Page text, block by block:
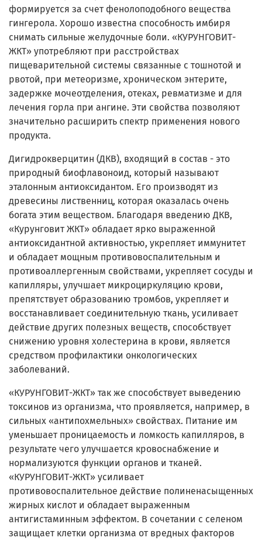
формируется за счет фенолоподобного вещества
гингерола. Хорошо известна способность имбиря
снимать сильные желудочные боли. «КУРУНГОВИТ-
ЖКТ» употребляют при расстройствах
пищеварительной системы связанные с тошнотой и
рвотой, при метеоризме, хроническом энтерите,
задержке мочеотделения, отеках, ревматизме и для
лечения горла при ангине. Эти свойства позволяют
значительно расширить спектр применения нового
продукта.
Дигидрокверцитин (ДКВ), входящий в состав - это
природный биофлавоноид, который называют
эталонным антиоксидантом. Его производят из
древесины лиственниц, которая оказалась очень
богата этим веществом. Благодаря введению ДКВ,
«Курунговит ЖКТ» обладает ярко выраженной
антиоксидантной активностью, укрепляет иммунитет
и обладает мощным противовоспалительным и
противоаллергенным свойствами, укрепляет сосуды и
капилляры, улучшает микроциркуляцию крови,
препятствует образованию тромбов, укрепляет и
восстанавливает соединительную ткань, усиливает
действие других полезных веществ, способствует
снижению уровня холестерина в крови, является
средством профилактики онкологических
заболеваний.
«КУРУНГОВИТ-ЖКТ» так же способствует выведению
токсинов из организма, что проявляется, например, в
сильных «антипохмельных» свойствах. Питание им
уменьшает проницаемость и ломкость капилляров, в
результате чего улучшается кровоснабжение и
нормализуются функции органов и тканей.
«КУРУНГОВИТ-ЖКТ» усиливает
противовоспалительное действие полиненасыщенных
жирных кислот и обладает выраженным
антигистаминным эффектом. В сочетании с селеном
защищает клетки организма от вредных факторов